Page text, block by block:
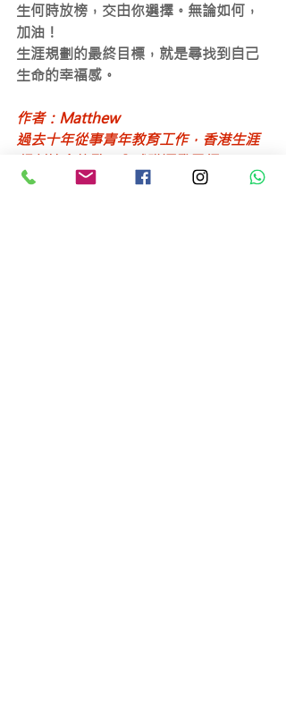
生何時放榜，交由你選擇。無論如何，
加油！
生涯規劃的最終目標，就是尋找到自己
生命的幸福感。
作者：Matthew
過去十年從事青年教育工作，香港生涯
(GCDF)、國際認證職涯服務規劃師